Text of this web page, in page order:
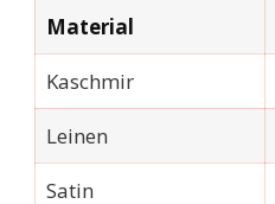
Material
Kaschmir
Leinen
Satin